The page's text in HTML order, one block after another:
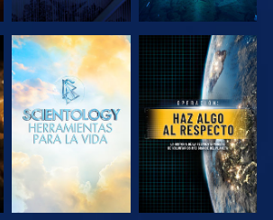
EXPLORA LAS
SERIES
VE